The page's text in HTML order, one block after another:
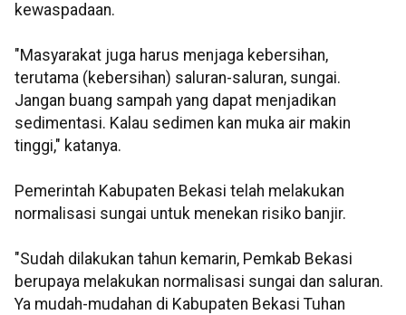
kewaspadaan.
"Masyarakat juga harus menjaga kebersihan,
terutama (kebersihan) saluran-saluran, sungai.
Jangan buang sampah yang dapat menjadikan
sedimentasi. Kalau sedimen kan muka air makin
tinggi," katanya.
Pemerintah Kabupaten Bekasi telah melakukan
normalisasi sungai untuk menekan risiko banjir.
"Sudah dilakukan tahun kemarin, Pemkab Bekasi
berupaya melakukan normalisasi sungai dan saluran.
Ya mudah-mudahan di Kabupaten Bekasi Tuhan